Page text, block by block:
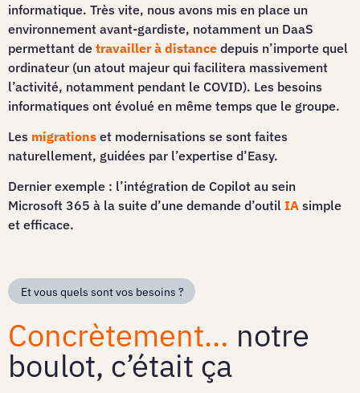
informatique. Très vite, nous avons mis en place un
environnement avant-gardiste, notamment un DaaS
permettant de travailler à distance depuis n’importe quel
ordinateur (un atout majeur qui facilitera massivement
l’activité, notamment pendant le COVID). Les besoins
informatiques ont évolué en même temps que le groupe.
Les migrations et modernisations se sont faites
naturellement, guidées par l’expertise d’Easy.
Dernier exemple : l’intégration de Copilot au sein
Microsoft 365 à la suite d’une demande d’outil IA simple
et efficace.
Et vous quels sont vos besoins ?
Concrètement… notre
boulot, c’était ça